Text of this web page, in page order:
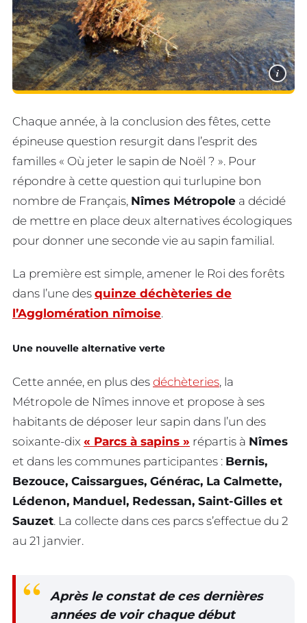
i
Chaque année, à la conclusion des fêtes, cette
épineuse question resurgit dans l’esprit des
familles « Où jeter le sapin de Noël ? ». Pour
répondre à cette question qui turlupine bon
nombre de Français, Nîmes Métropole a décidé
de mettre en place deux alternatives écologiques
pour donner une seconde vie au sapin familial.
La première est simple, amener le Roi des forêts
dans l’une des quinze déchèteries de
l’Agglomération nîmoise.
Une nouvelle alternative verte
Cette année, en plus des déchèteries, la
Métropole de Nîmes innove et propose à ses
habitants de déposer leur sapin dans l’un des
soixante-dix « Parcs à sapins » répartis à Nîmes
et dans les communes participantes : Bernis,
Bezouce, Caissargues, Générac, La Calmette,
Lédenon, Manduel, Redessan, Saint-Gilles et
Sauzet. La collecte dans ces parcs s’effectue du 2
au 21 janvier.
Après le constat de ces dernières
années de voir chaque début